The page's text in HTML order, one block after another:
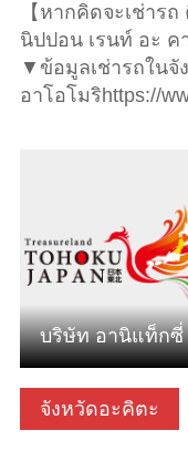
【หากคิดจะเช่ารถ
นิปปอน เรนท์ อะ คา
▼ข้อมูลเช่ารถในจั
อาโอโมริhttps://
จังหวัดอะคิตะ